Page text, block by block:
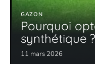
GAZON
Pourquoi
synthétique ?
11 mars 2026